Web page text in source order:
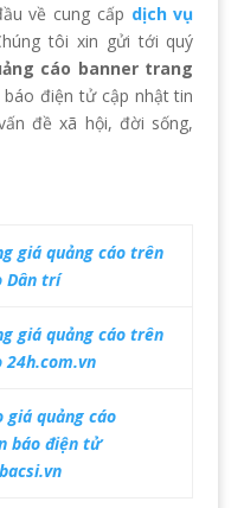
về cung cấp dịch vụ
tôi xin gửi tới quý
cáo banner trang
báo điện tử cập nhật tin
đề xã hội, đời sống,
giá quảng cáo trên
Dân trí
giá quảng cáo trên
24h.com.vn
giá quảng cáo
báo điện tử